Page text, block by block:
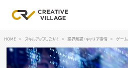
ログイン
HOME スキルアップしたい！ 業界解説・キャリア事情 ゲーム